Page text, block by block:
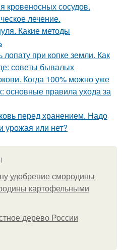
кровеносных сосудов.
лечение.
Какие методы
при копке земли. Как
советы бывалых
Когда 100% можно уже
основные правила ухода за
перед хранением. Надо
урожая или нет?
удобрение смородины
картофельными
дерево России